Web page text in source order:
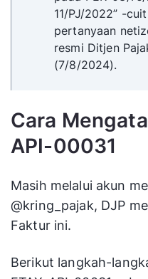
11/PJ/2022” -
pertanyaan
resmi Ditjen
(7/8/2024).
Cara
API-00031
Masih melalui akun
@kring_pajak, DJP
Faktur ini.
Berikut langkah-